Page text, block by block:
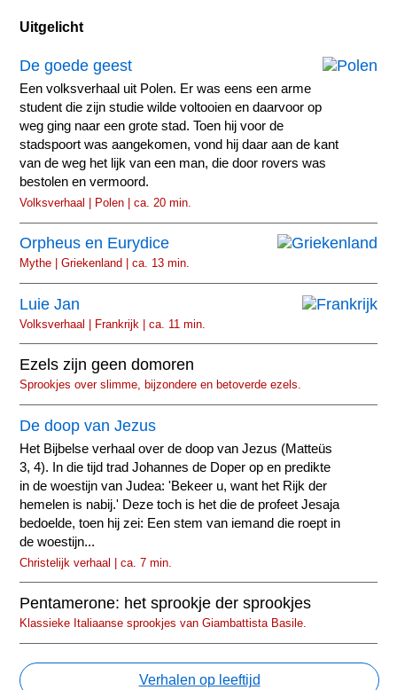
Uitgelicht
De goede geest
Een volksverhaal uit Polen. Er was eens een arme
student die zijn studie wilde voltooien en daarvoor op
weg ging naar een grote stad. Toen hij voor de
stadspoort was aangekomen, vond hij daar aan de kant
van de weg het lijk van een man, die door rovers was
bestolen en vermoord.
Volksverhaal | Polen | ca. 20 min.
Orpheus en Eurydice
Mythe | Griekenland | ca. 13 min.
Luie Jan
Volksverhaal | Frankrijk | ca. 11 min.
Ezels zijn geen domoren
Sprookjes over slimme, bijzondere en betoverde ezels.
De doop van Jezus
Het Bijbelse verhaal over de doop van Jezus (Matteüs
3, 4). In die tijd trad Johannes de Doper op en predikte
in de woestijn van Judea: 'Bekeer u, want het Rijk der
hemelen is nabij.' Deze toch is het die de profeet Jesaja
bedoelde, toen hij zei: Een stem van iemand die roept in
de woestijn...
Christelijk verhaal | ca. 7 min.
Pentamerone: het sprookje der sprookjes
Klassieke Italiaanse sprookjes van Giambattista Basile.
Verhalen op leeftijd